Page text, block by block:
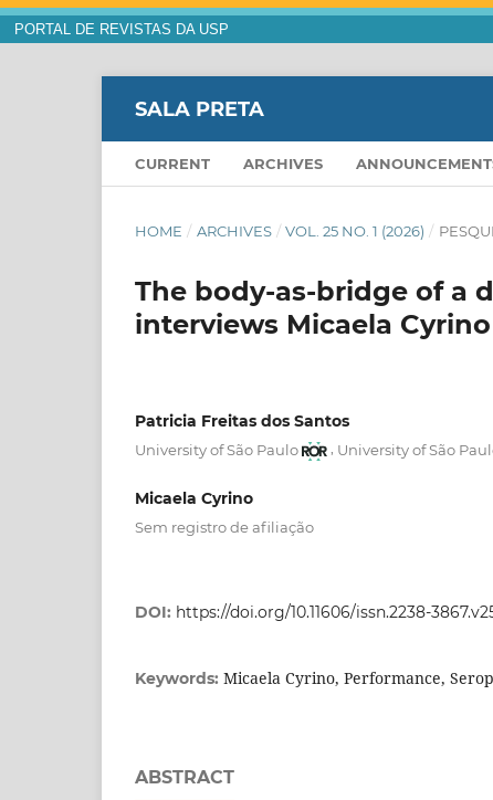
PORTAL DE REVISTAS DA USP
SALA PRETA
CURRENT ARCHIVES
HOME / ARCHIVES / VOL. 25 NO. 1 (2026) /
The body-as-bridge of a
interviews Micaela Cyrino
Patricia Freitas dos Santos
University of São Paulo , University of São
Micaela Cyrino
Sem registro de afiliação
DOI: https://doi.org/10.11606/issn.2238-
Keywords: Micaela Cyrino, Performance,
ABSTRACT